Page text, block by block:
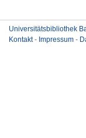
Universitätsbibliothek
Kontakt- Impressum -